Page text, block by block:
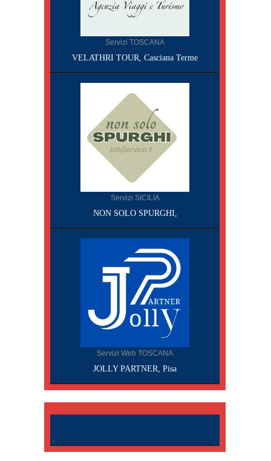
Servizi TOSCANA
VELATHRI TOUR, Casciana Terme
Servizi SICILIA
NON SOLO SPURGHI,
Servizi Web TOSCANA
JOLLY PARTNER, Pisa